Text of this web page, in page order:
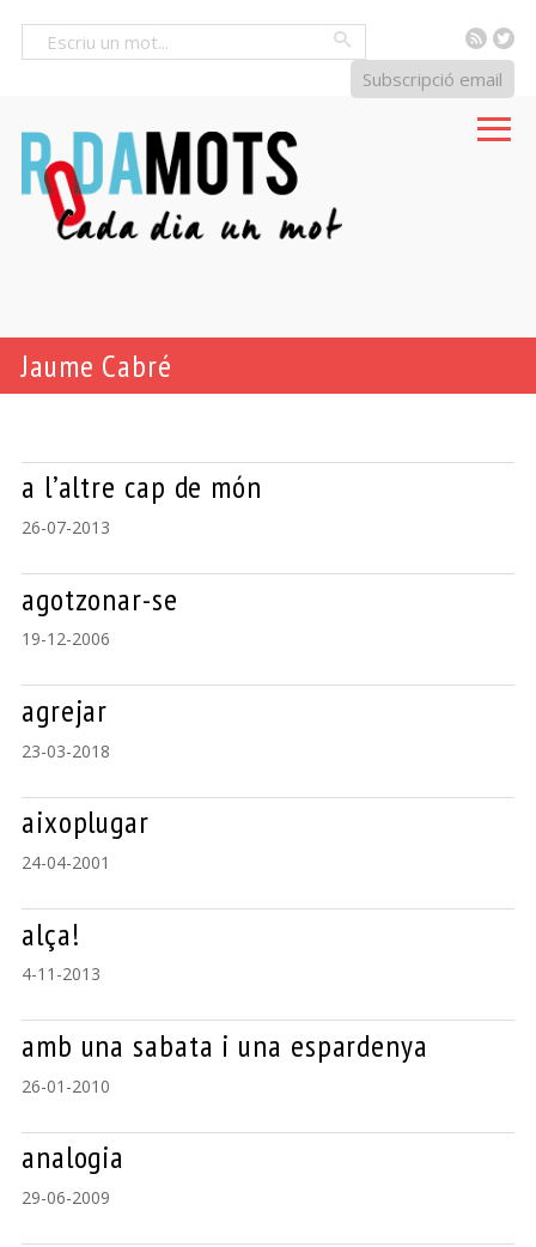
RSS
Subscripció email
Jaume Cabré
a l’altre cap de món
26-07-2013
agotzonar-se
19-12-2006
agrejar
23-03-2018
aixoplugar
24-04-2001
alça!
4-11-2013
amb una sabata i una espardenya
26-01-2010
analogia
29-06-2009